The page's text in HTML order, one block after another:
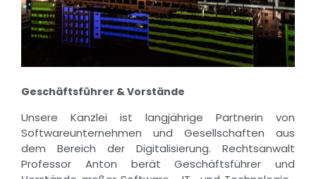
Geschäftsführer & Vorstände
Unsere Kanzlei ist langjährige Partnerin von
Softwareunternehmen und Gesellschaften aus
dem Bereich der Digitalisierung. Rechtsanwalt
Professor Anton berät Geschäftsführer und